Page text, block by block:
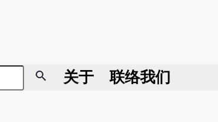
search 关于 联络我们